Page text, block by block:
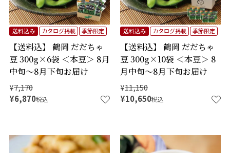
【送料込】 鶴岡 だだちゃ
豆 300g×6袋 ＜本豆＞ 8月
中旬～8月下旬お届け
送料込み カタログ掲載 季節限定
¥7,170
¥6,870税込
【送料込】 鶴岡 だだちゃ
豆 300g×10袋 ＜本豆＞ 8
月中旬～8月下旬お届け
送料込み カタログ掲載 季節限定
¥11,150
¥10,650税込